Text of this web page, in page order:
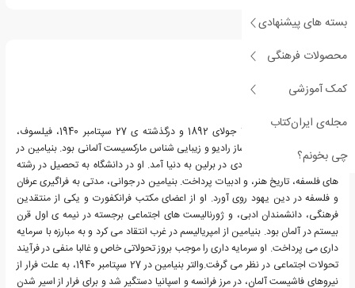
بسته های پیشنهادی
محصولات فرهنگی
کمک آموزشی
مجله‌ی ایران‌کتاب
چی بخونم؟
درباره والتر بنیامین
والتر بنیامین، زاده ی 15 جولای 1892 و درگذشته ی 27 سپتامبر 1940، فیلسوف،
مترجم، نویسنده، برنامه ساز رادیو و زیبایی شناس مارکسیست آلمانی بود. بنیامین در
خانواده ای ثروتمند و یهودی در برلین به دنیا آمد. او در دانشگاه به تحصیل در رشته
های فلسفه، تاریخ هنر، و ادبیات پرداخت. بنیامین در جوانی، مدتی به فراگیری عرفان
و فلسفه در دین یهود روی آورد. او از اعضای مکتب فرانکفورت و یکی از منتقدین
فرهنگی، دانشمندان ادبی، و ژورنالیست های اجتماعی برجسته در نیمه ی اول قرن
بیستم در آلمان بود. بنیامین از امپریالیسم در غرب انتقاد می کرد و به مبارزه با سرمایه
داری می پرداخت. او سرمایه داری را موجب بروز تحولاتی خاص و غالبا منفی در فرآیند
تحولات اجتماعی در نظر می گرفت.والتر بنیامین در 27 سپتامبر 1940، به علت فرار از
نیروهای فاشیست آلمان، در مرز فرانسه و اسپانیا دستگیر شد و برای فرار از اسیر شدن